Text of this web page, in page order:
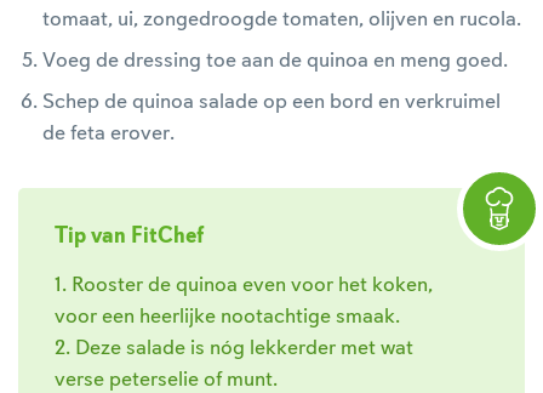
tomaat, ui, zongedroogde tomaten, olijven en rucola.
Voeg de dressing toe aan de quinoa en meng goed.
Schep de quinoa salade op een bord en verkruimel
de feta erover.
Tip van FitChef
1. Rooster de quinoa even voor het koken,
voor een heerlijke nootachtige smaak.
2. Deze salade is nóg lekkerder met wat
verse peterselie of munt.